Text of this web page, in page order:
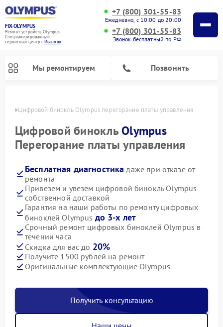
FIX-OLYMPUS
Ремонт устройств Olympus
Специализированный
cервисный центр г.Иваново
+7 (800) 301-55-83
Ежедневно, с 10:00 до 20:00
+7 (800) 301-55-83
Звонок бесплатный по РФ
Мы ремонтируем Позвонить
Цифровой бинокль Olympus перегорание платы управления
Цифровой бинокльOlympus
Перегорание платы управления
Бесплатная диагностика даже при отказе от
ремонта
Привезем и увезем цифровой бинокль Olympus
собственной доставкой
Гарантия на наши работы по ремонту цифровых
биноклей Olympus до 3-х лет
Срочный ремонт цифровых биноклей Olympus в
течении часа
Скидка для вас до 20%
Получите 1500 рублей на ремонт
Оригинальные комплектующие Olympus
Получить консультацию